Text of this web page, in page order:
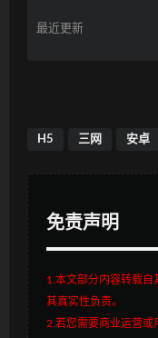
最近更新
H5 三网 安卓
免责声明
1.本文部分内容转载
其真实性负责。
2.若您需要商业运营